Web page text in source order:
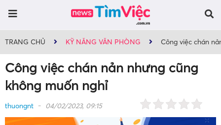
TRANG CHỦ KỸ NĂNG VĂN PHÒNG Công việc chán
Công việc chán nản nhưng cũng
không muốn nghỉ
thuongnt 04/02/2023, 09:15